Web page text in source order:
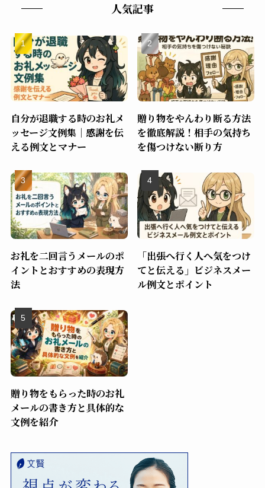
人気記事
自分が退職する時のお礼メ
ッセージ文例集｜感謝を伝
える例文とマナー
贈り物をやんわり断る方法
を徹底解説！相手の気持ち
を傷つけない断り方
お礼を二回言うメールのポ
イントとおすすめの表現方
法
「出張へ行く人へ気をつけ
てと伝える」ビジネスメー
ル例文とポイント
贈り物をもらった時のお礼
メールの書き方と具体的な
文例を紹介